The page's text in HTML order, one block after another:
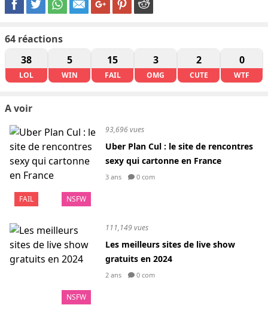
64 réactions
38
LOL
5
WIN
15
FAIL
3
OMG
2
CUTE
0
WTF
A voir
FAIL NSFW
93,696 vues
Uber Plan Cul : le site de rencontres
sexy qui cartonne en France
3 ans 0 com
NSFW
111,149 vues
Les meilleurs sites de live show
gratuits en 2024
2 ans 0 com